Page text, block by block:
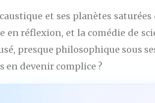
et ses planètes
en réflexion, et la comédie de
presque philosophique sous
en devenir complice ?